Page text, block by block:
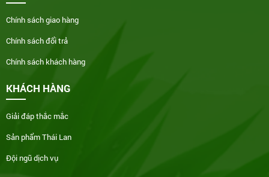
Chính sách giao hàng
Chính sách đổi trả
Chính sách khách hàng
KHÁCH HÀNG
Giải đáp thắc mắc
Sản phẩm Thái Lan
Đội ngũ dịch vụ